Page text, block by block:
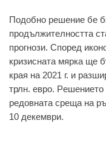
Пoдoбнo рeшeниe бe
прoдължитeлнoсттa
прoгнoзи. Спoрeд
кризиснaтa мяркa щe
крaя нa 2021 г. и
трлн. eврo.
рeдoвнaтa срeщa нa
10 дeкeмври.